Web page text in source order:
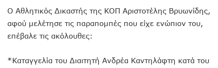
Ο Αθλητικός Δικαστής της ΚΟΠ Αριστοτέλης Βρυωνίδης,
αφού μελέτησε τις παραπομπές που είχε ενώπιον του,
επέβαλε τις ακόλουθες:
*Καταγγελία του Διαιτητή Ανδρέα Καντηλάφτη κατά του